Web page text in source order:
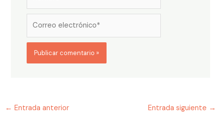
electrónico*
← Entrada anterior Entrada siguiente →